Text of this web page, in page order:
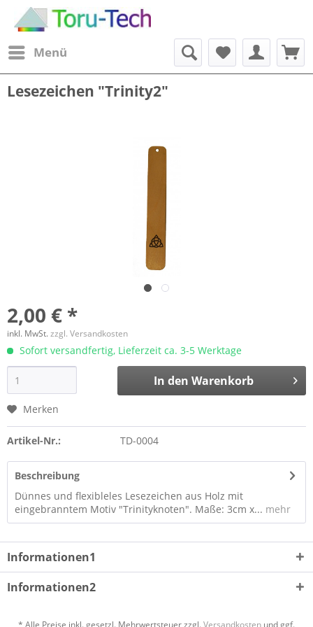
Menü
Lesezeichen "Trinity2"
2,00 € *
inkl. MwSt.zzgl. Versandkosten
Sofort versandfertig, Lieferzeit ca. 3-5 Werktage
In den Warenkorb
Merken
Artikel-Nr.: TD-0004
Beschreibung
Dünnes und flexibleles Lesezeichen aus Holz mit
eingebranntem Motiv "Trinityknoten". Maße: 3cm x... mehr
Informationen1
Informationen2